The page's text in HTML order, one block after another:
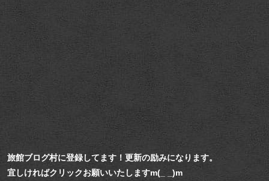
旅館ブログ村に登録してます！更新の励みになります。
宜しければクリックお願いいたしますm(_ _)m